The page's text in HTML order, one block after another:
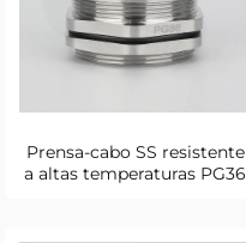
Prensa-cabo SS resistente
a altas temperaturas PG36